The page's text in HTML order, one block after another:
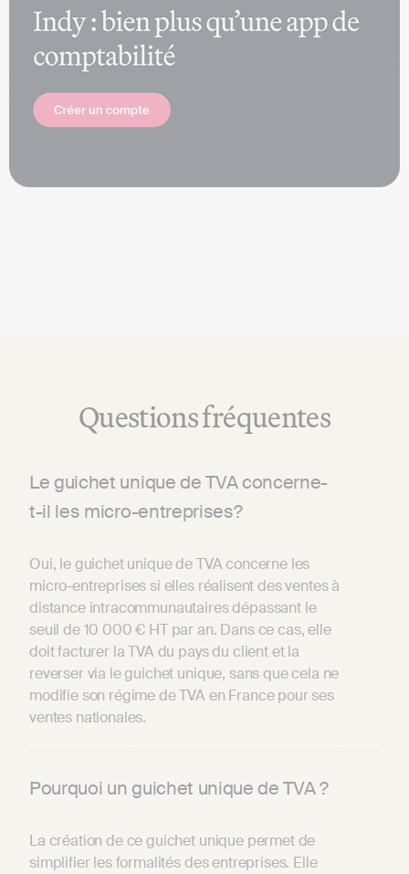
Questions fréquentes
Le guichet unique de TVA concerne-
t-il les micro-entreprises?
Oui, le guichet unique de TVA concerne les
micro-entreprises si elles réalisent des ventes à
distance intracommunautaires dépassant le
seuil de 10 000 € HT par an. Dans ce cas, elle
doit facturer la TVA du pays du client et la
reverser via le guichet unique, sans que cela ne
modifie son régime de TVA en France pour ses
ventes nationales.
Pourquoi un guichet unique de TVA ?
La création de ce guichet unique permet de
simplifier les formalités des entreprises. Elle